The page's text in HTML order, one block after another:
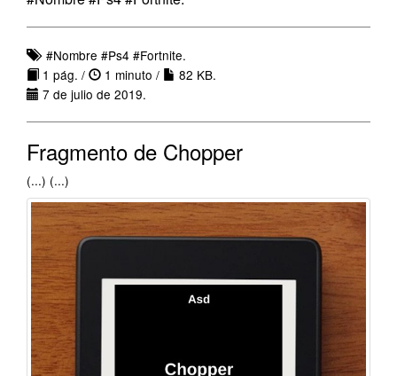
#Nombre #Ps4 #Fortnite.
1 pág. /
1 minuto /
82 KB.
7 de julio de 2019.
Fragmento de Chopper
(...) (...)